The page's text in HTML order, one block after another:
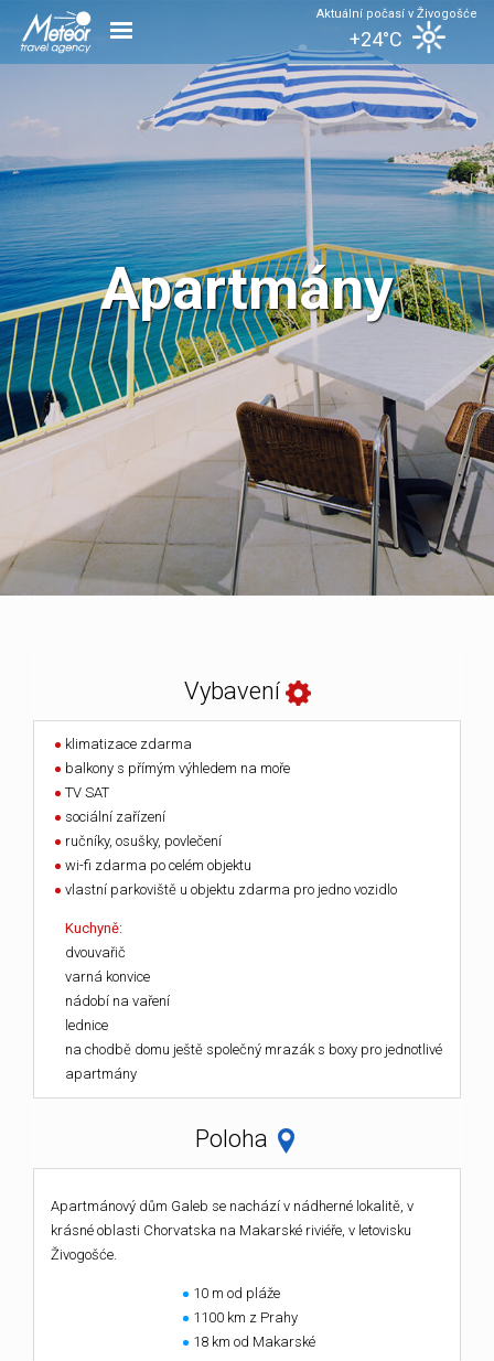
Aktuální počasí v Živogošće
+24°C
Apartmány
Vybavení
klimatizace zdarma
balkony s přímým výhledem na moře
TV SAT
sociální zařízení
ručníky, osušky, povlečení
wi-fi zdarma po celém objektu
vlastní parkoviště u objektu zdarma pro jedno vozidlo
Kuchyně:
dvouvařič
varná konvice
nádobí na vaření
lednice
na chodbě domu ještě společný mrazák s boxy pro jednotlivé
apartmány
Poloha
Apartmánový dům Galeb se nachází v nádherné lokalitě, v
krásné oblasti Chorvatska na Makarské riviéře, v letovisku
Živogošće.
10 m od pláže
1100 km z Prahy
18 km od Makarské